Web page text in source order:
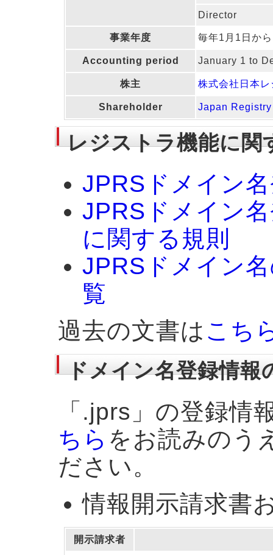
Director
事業年度 毎年1月1日か
Accounting period January 1 to
株主 株式会社日本
Shareholder Japan
レジストラ機能に関
JPRSドメイン
JPRSドメイン
に関する規則
JPRSドメイン
覧
過去の文書は こち
ドメイン名登録情報
「.jprs」の登録情
ちら をお読みのう
ださい。
情報開示請求書
開示請求者